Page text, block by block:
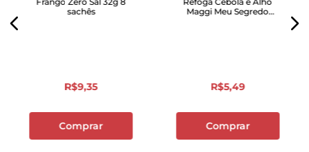
sachês
R$9,35
Comprar
Maggi Meu Segredo
R$5,49
Comprar